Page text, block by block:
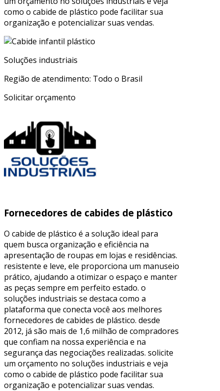
como o cabide de plástico pode facilitar sua
organização e potencializar suas vendas.
Soluções industriais
Região de atendimento: Todo o Brasil
Solicitar orçamento
Fornecedores de cabides de plástico
O cabide de plástico é a solução ideal para
quem busca organização e eficiência na
apresentação de roupas em lojas e residências.
resistente e leve, ele proporciona um manuseio
prático, ajudando a otimizar o espaço e manter
as peças sempre em perfeito estado. o
soluções industriais se destaca como a
plataforma que conecta você aos melhores
fornecedores de cabides de plástico. desde
2012, já são mais de 1,6 milhão de compradores
que confiam na nossa experiência e na
segurança das negociações realizadas. solicite
um orçamento no soluções industriais e veja
como o cabide de plástico pode facilitar sua
organização e potencializar suas vendas.